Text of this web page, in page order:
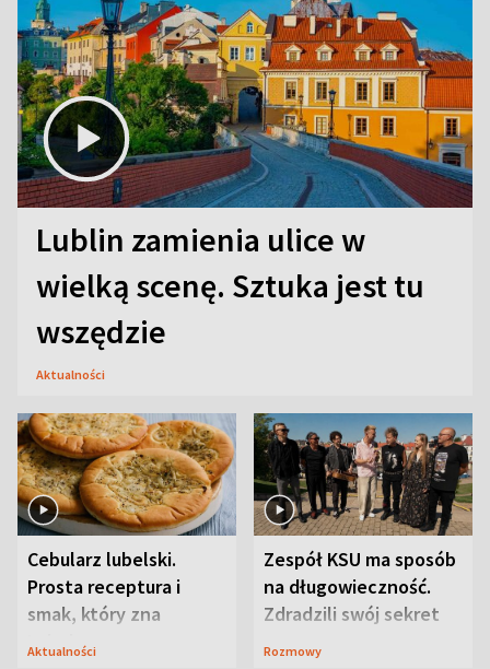
Lublin zamienia ulice w
wielką scenę. Sztuka jest tu
wszędzie
Aktualności
Cebularz lubelski.
Prosta receptura i
smak, który zna
Lubelszczyzna
Aktualności
Zespół KSU ma sposób
na długowieczność.
Zdradzili swój sekret
Rozmowy